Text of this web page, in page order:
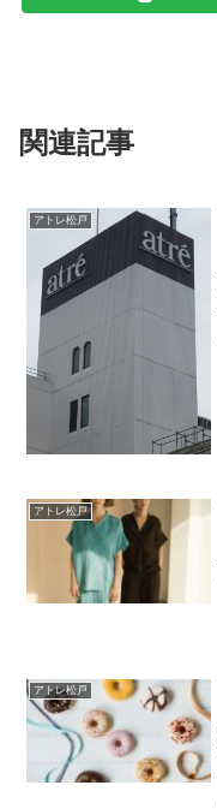
関連記事
アトレ松戸
アトレ松戸
アトレ松戸